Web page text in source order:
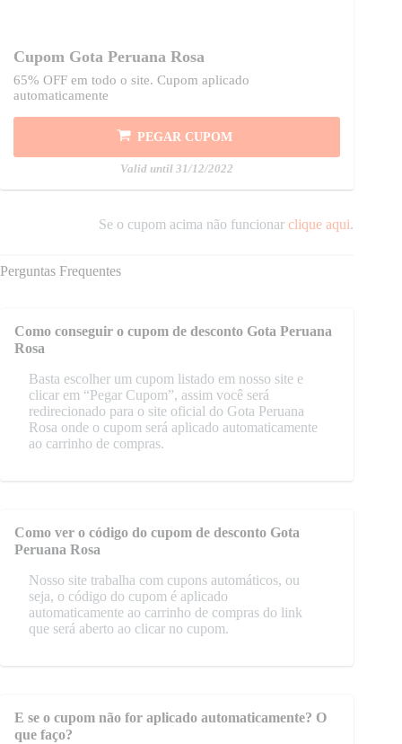
Cupom Gota Peruana Rosa
65% OFF em todo o site. Cupom aplicado
automaticamente
PEGAR CUPOM
Valid until 31/12/2022
Se o cupom acima não funcionarclique aqui.
Perguntas Frequentes
Como conseguir o cupom de desconto Gota Peruana
Rosa
Basta escolher um cupom listado em nosso site e
clicar em “Pegar Cupom”, assim você será
redirecionado para o site oficial do Gota Peruana
Rosa onde o cupom será aplicado automaticamente
ao carrinho de compras.
Como ver o código do cupom de desconto Gota
Peruana Rosa
Nosso site trabalha com cupons automáticos, ou
seja, o código do cupom é aplicado
automaticamente ao carrinho de compras do link
que será aberto ao clicar no cupom.
E se o cupom não for aplicado automaticamente? O
que faço?